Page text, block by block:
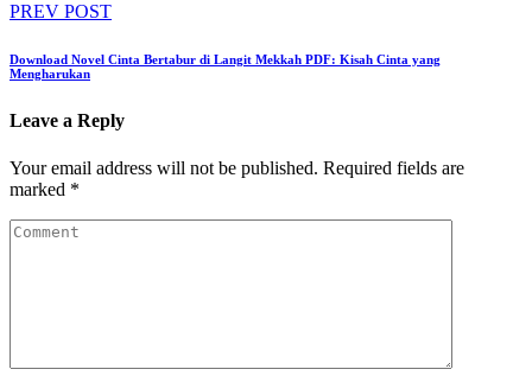
PREV POST
Download Novel Cinta Bertabur di Langit Mekkah PDF: Kisah Cinta yang
Mengharukan
Leave a Reply
Your email address will not be published. Required fields are
marked *